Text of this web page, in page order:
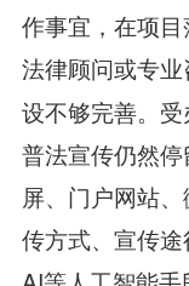
作事宜，在项
法律顾问或专业
设不够完善。受
普法宣传仍然
屏、门户网站
传方式、宣传